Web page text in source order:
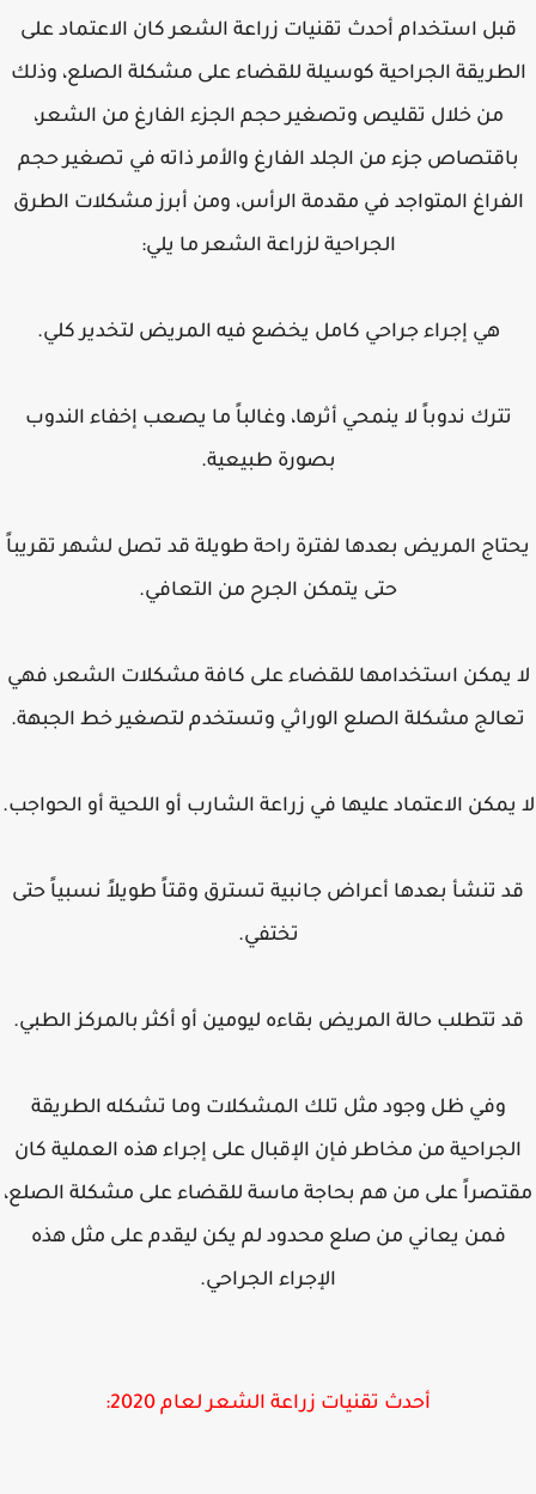
استخدام أحدث تقنيات زراعة الشعر كان الاعتماد على
الجراحية كوسيلة للقضاء على مشكلة الصلع، وذلك
من خلال تقليص وتصغير حجم الجزء الفارغ من الشعر،
جزء من الجلد الفارغ والأمر ذاته في تصغير حجم
المتواجد في مقدمة الرأس، ومن أبرز مشكلات الطرق
الجراحية لزراعة الشعر ما يلي:
هي إجراء جراحي كامل يخضع فيه المريض لتخدير كلي.
تترك ندوباً لا ينمحي أثرها، وغالباً ما يصعب إخفاء الندوب
بصورة طبيعية.
المريض بعدها لفترة راحة طويلة قد تصل لشهر تقريباً
حتى يتمكن الجرح من التعافي.
يمكن استخدامها للقضاء على كافة مشكلات الشعر، فهي
مشكلة الصلع الوراثي وتستخدم لتصغير خط الجبهة.
يمكن الاعتماد عليها في زراعة الشارب أو اللحية أو الحواجب.
تنشأ بعدها أعراض جانبية تسترق وقتاً طويلاً نسبياً حتى
تختفي.
تتطلب حالة المريض بقاءه ليومين أو أكثر بالمركز الطبي.
وفي ظل وجود مثل تلك المشكلات وما تشكله الطريقة
من مخاطر فإن الإقبال على إجراء هذه العملية كان
على من هم بحاجة ماسة للقضاء على مشكلة الصلع،
فمن يعاني من صلع محدود لم يكن ليقدم على مثل هذه
الإجراء الجراحي.
أحدث تقنيات زراعة الشعر لعام 2020: